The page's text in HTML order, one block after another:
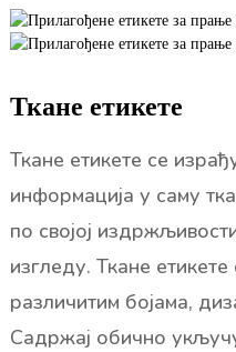
Ткане етикете
Ткане етикете се
информација у саму
по својој
изгледу. Ткане
различитим бојама,
Садржај обично